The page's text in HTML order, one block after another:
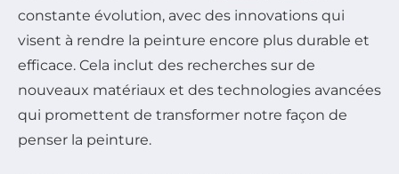
constante évolution, avec des innovations qui
visent à rendre la peinture encore plus durable et
efficace. Cela inclut des recherches sur de
nouveaux matériaux et des technologies avancées
qui promettent de transformer notre façon de
penser la peinture.